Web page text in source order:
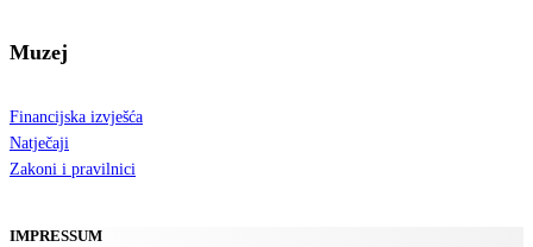
Muzej
Financijska izvješća
Natječaji
Zakoni i pravilnici
IMPRESSUM